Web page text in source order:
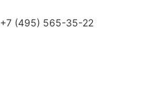
+7 (495) 565-35-22